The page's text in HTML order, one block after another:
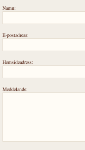
Namn:
E-postadress:
Hemsideadress:
Meddelande: